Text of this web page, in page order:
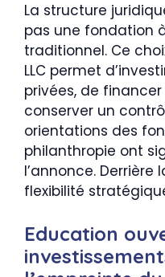
La structure
pas une fondation
traditionnel. Ce
LLC permet
privées, de
conserver un
orientations des
philanthropie ont
l’annonce.
flexibilité
Education